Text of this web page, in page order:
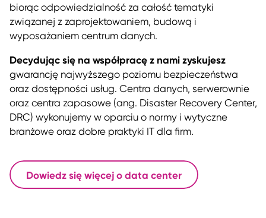
biorąc odpowiedzialność za całość tematyki
związanej z zaprojektowaniem, budową i
wyposażaniem centrum danych.
Decydując się na współpracę z nami zyskujesz
gwarancję najwyższego poziomu bezpieczeństwa
oraz dostępności usług. Centra danych, serwerownie
oraz centra zapasowe (ang. Disaster Recovery Center,
DRC) wykonujemy w oparciu o normy i wytyczne
branżowe oraz dobre praktyki IT dla firm.
Dowiedz się więcej o data center